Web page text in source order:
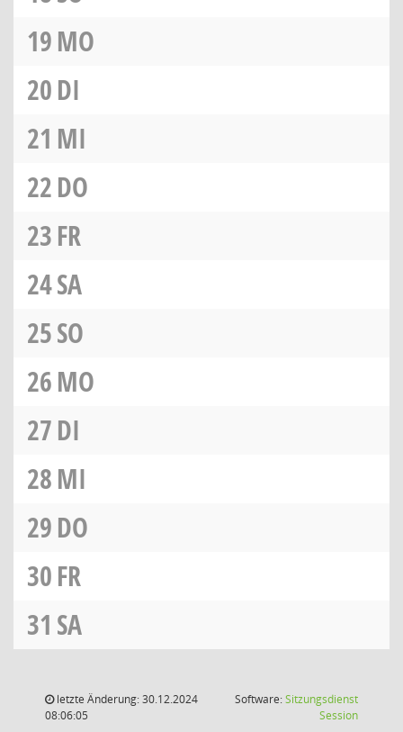
19MO
20DI
21 MI
22DO
23FR
24SA
25SO
26MO
27DI
28MI
29DO
30FR
31 SA
letzte Änderung: 30.12.2024
08:06:05
Software:Sitzungsdienst
Session(Wird in